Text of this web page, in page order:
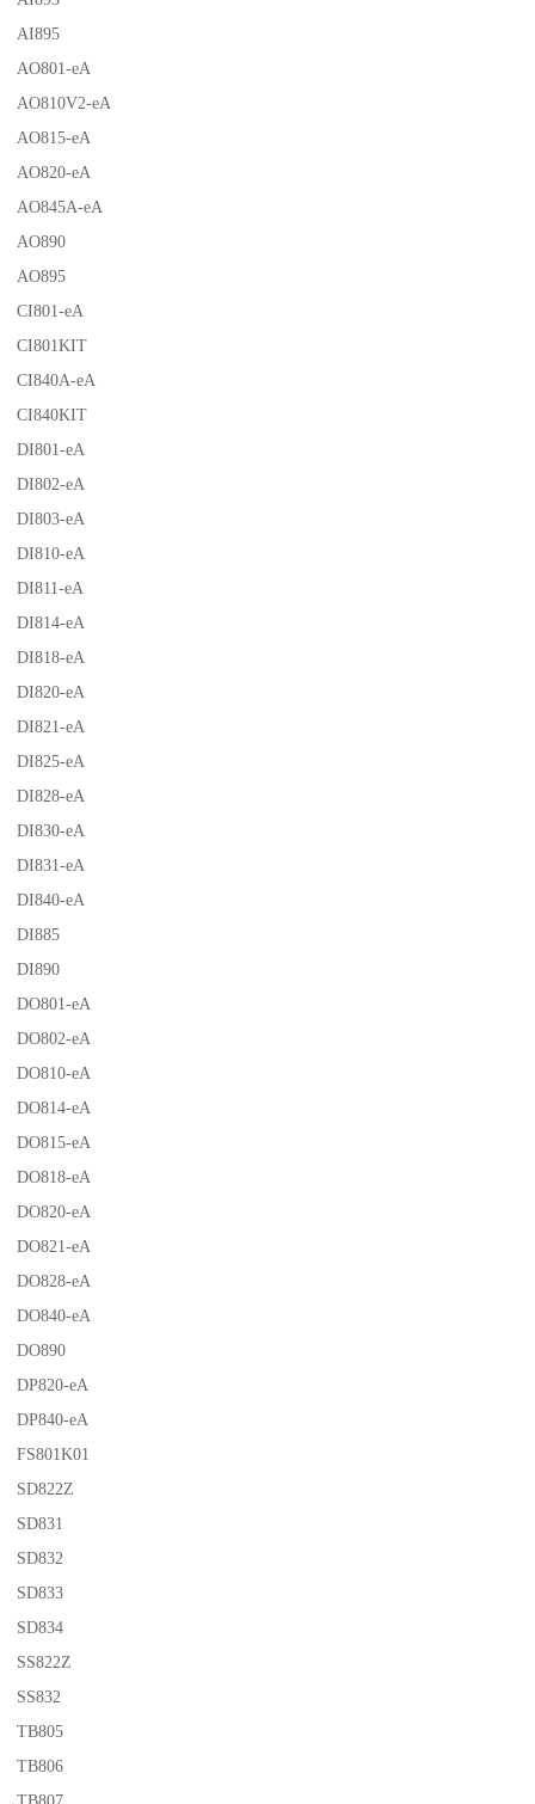
AI895
AO801-eA
AO810V2-eA
AO815-eA
AO820-eA
AO845A-eA
AO890
AO895
CI801-eA
CI801KIT
CI840A-eA
CI840KIT
DI801-eA
DI802-eA
DI803-eA
DI810-eA
DI811-eA
DI814-eA
DI818-eA
DI820-eA
DI821-eA
DI825-eA
DI828-eA
DI830-eA
DI831-eA
DI840-eA
DI885
DI890
DO801-eA
DO802-eA
DO810-eA
DO814-eA
DO815-eA
DO818-eA
DO820-eA
DO821-eA
DO828-eA
DO840-eA
DO890
DP820-eA
DP840-eA
FS801K01
SD822Z
SD831
SD832
SD833
SD834
SS822Z
SS832
TB805
TB806